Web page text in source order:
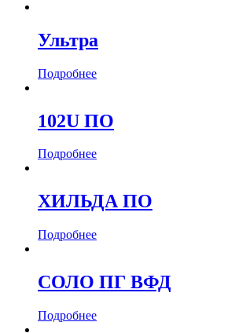
Ультра
Подробнее
102U ПО
Подробнее
ХИЛЬДА ПО
Подробнее
СОЛО ПГ ВФД
Подробнее